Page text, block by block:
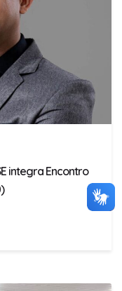
integra Encontro